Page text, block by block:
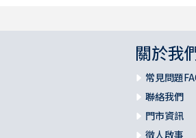
關於我
常見問題
聯絡我們
門市資訊
徵人啟事